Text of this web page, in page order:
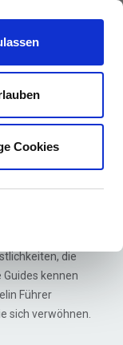
Cookies
die
kennen
Führer
sich verwöhnen.